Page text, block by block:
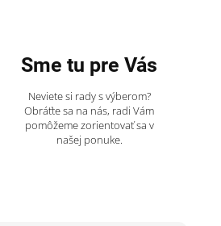
Sme tu pre Vás
Neviete si rady s výberom?
Obráťte sa na nás, radi Vám
pomôžeme zorientovať sa v
našej ponuke.